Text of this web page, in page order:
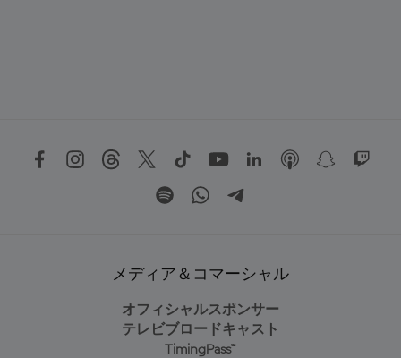
メディア＆コマーシャル
オフィシャルスポンサー
テレビブロードキャスト
TimingPass™